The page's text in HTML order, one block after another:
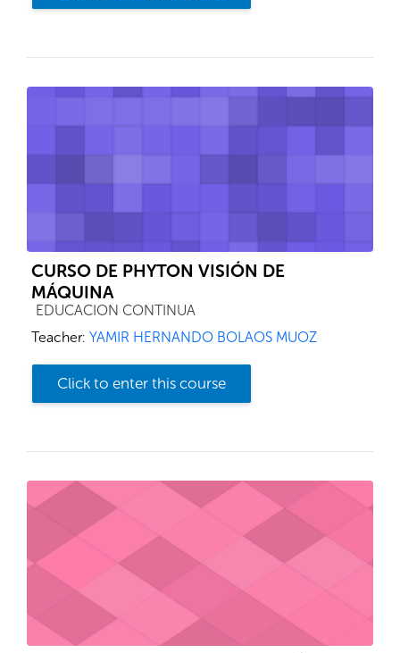
CURSO DE PHYTON VISIÓN DE
MÁQUINA
Course category
EDUCACION CONTINUA
Teacher: YAMIR HERNANDO BOLAOS MUOZ
Click to enter this course